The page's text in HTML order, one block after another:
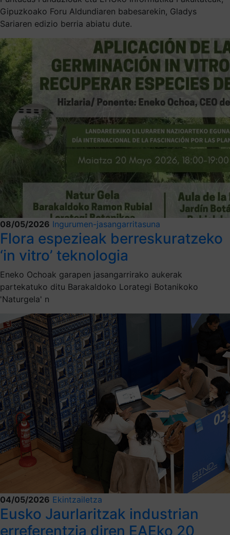
Gipuzkoako Foru Aldundiaren babesarekin, Gladys
Sariaren edizio berria abiatu dute.
08/05/2026 Ingurumen-jasangarritasuna
Flora espezieak berreskuratzeko
‘in vitro’ teknologia
Eneko Ochoak garapen jasangarrirako aukerak
partekatuko ditu Barakaldoko Lorategi Botanikoko
'Naturgela' n
04/05/2026 Ekintzailetza
Eusko Jaurlaritzak industrian
erreferentzia diren EAEko 20